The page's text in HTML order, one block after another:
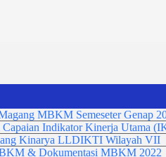
MBKM Semeseter Genap
Indikator Kinerja Utama
Kinarya LLDIKTI Wilayah VII
& Dokumentasi MBKM 2022